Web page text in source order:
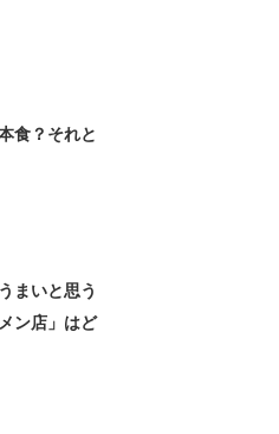
食？それと
まいと思う
ン店」はど